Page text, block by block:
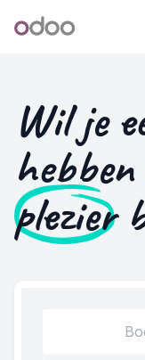
Odoo
Wil je
plezier